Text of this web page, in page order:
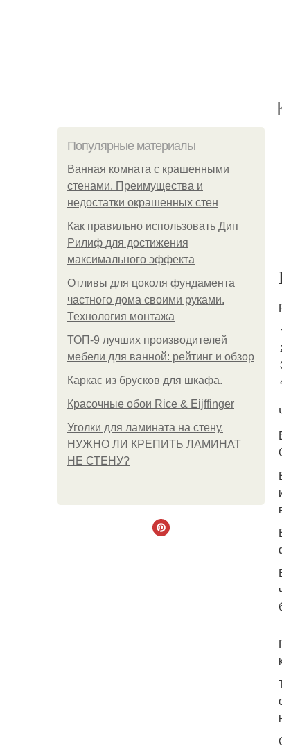
Популярные материалы
Ванная комната с крашенными
стенами. Преимущества и
недостатки окрашенных стен
Как правильно использовать Дип
Рилиф для достижения
максимального эффекта
Отливы для цоколя фундамента
частного дома своими руками.
Технология монтажа
ТОП-9 лучших производителей
мебели для ванной: рейтинг и обзор
Каркас из брусков для шкафа.
Красочные обои Rice & Eijffinger
Уголки для ламината на стену.
НУЖНО ЛИ КРЕПИТЬ ЛАМИНАТ
НЕ СТЕНУ?